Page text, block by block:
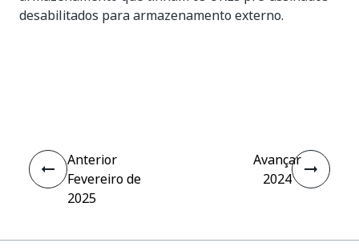
desabilitados para armazenamento externo.
Anterior
Fevereiro de
2025
Avançar
2024